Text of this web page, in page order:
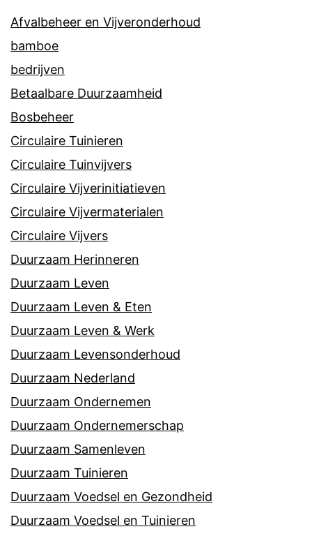
Afvalbeheer en Vijveronderhoud
bamboe
bedrijven
Betaalbare Duurzaamheid
Bosbeheer
Circulaire Tuinieren
Circulaire Tuinvijvers
Circulaire Vijverinitiatieven
Circulaire Vijvermaterialen
Circulaire Vijvers
Duurzaam Herinneren
Duurzaam Leven
Duurzaam Leven & Eten
Duurzaam Leven & Werk
Duurzaam Levensonderhoud
Duurzaam Nederland
Duurzaam Ondernemen
Duurzaam Ondernemerschap
Duurzaam Samenleven
Duurzaam Tuinieren
Duurzaam Voedsel en Gezondheid
Duurzaam Voedsel en Tuinieren